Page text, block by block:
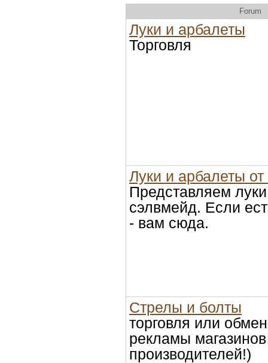
Forum
Луки и арбалеты
Торговля
Луки и арбалеты
Представляем
сэлвмейд. Если
- вам сюда.
Стрелы и болты
торговля или
рекламы
производителей!)